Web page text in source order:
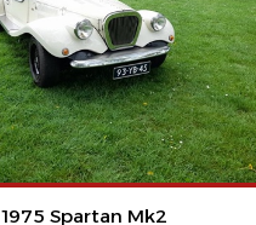
1975 Spartan Mk2